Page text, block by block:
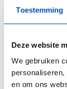
Toestemming
Deze website
We gebruiken
en om ons
Deel dit stuk